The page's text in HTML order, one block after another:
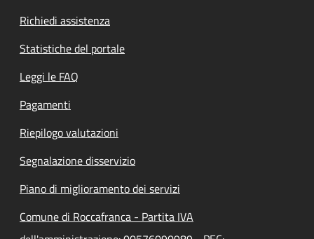
Richiedi assistenza
Statistiche del portale
Leggi le FAQ
Pagamenti
Riepilogo valutazioni
Segnalazione disservizio
Piano di miglioramento dei servizi
Comune di Roccafranca - Partita IVA